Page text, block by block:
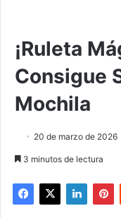
¡Ruleta
Consigue
Mochila
20 de marzo de 2026
3 minutos de lectura